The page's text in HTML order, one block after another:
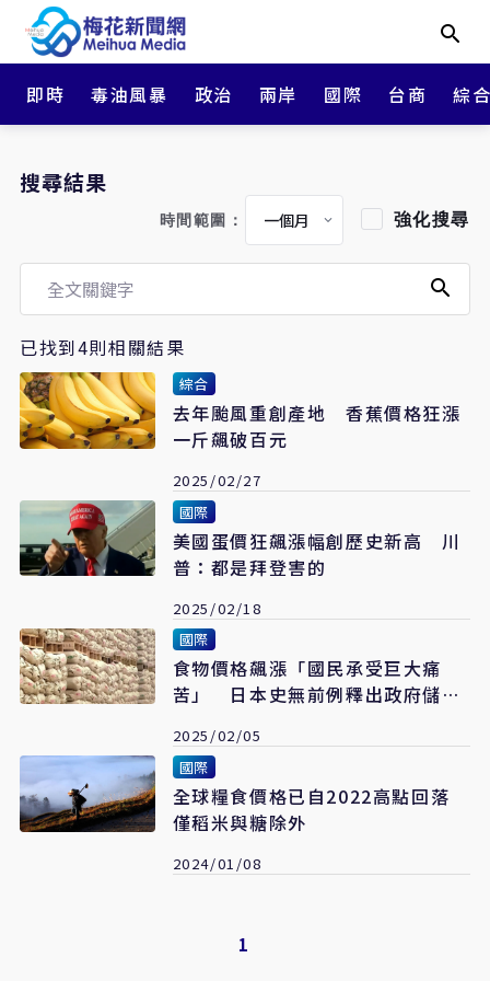
即時 毒油風暴 政治 兩岸 國際 台商 綜
搜尋結果
時間範圍： 強化搜尋
已找到4則相關結果
綜合
去年颱風重創產地 香蕉價格狂漲
一斤飆破百元
2025/02/27
國際
美國蛋價狂飆漲幅創歷史新高 川
普：都是拜登害的
2025/02/18
國際
食物價格飆漲「國民承受巨大痛
苦」 日本史無前例釋出政府儲備
2025/02/05
國際
全球糧食價格已自2022高點回落
僅稻米與糖除外
2024/01/08
1